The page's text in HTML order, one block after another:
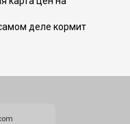
деле кормит